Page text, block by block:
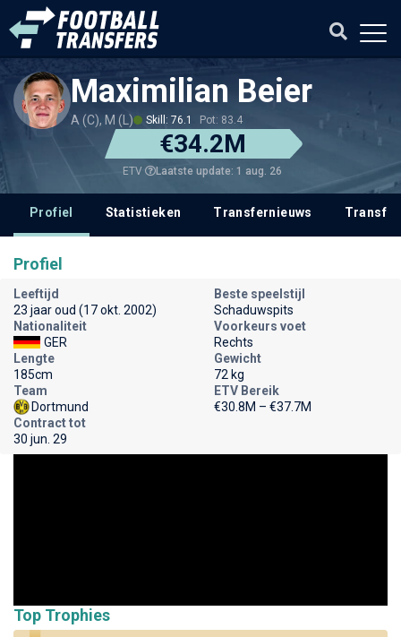
Maximilian Beier
A (C), M (L) Skill: 76.1 Pot: 83.4
€34.2M
ETV Laatste update: 1 aug. 26
Profiel Statistieken Transfernieuws
Profiel
Leeftijd
23 jaar oud (17 okt. 2002)
Beste speelstijl
Schaduwspits
Nationaliteit
GER
Voorkeurs voet
Rechts
Lengte
185cm
Gewicht
72 kg
Team
Dortmund
ETV Bereik
€30.8M – €37.7M
Contract tot
30 jun. 29
Top Trophies